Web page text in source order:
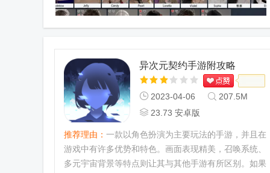
异次元契约手游附攻略
2023-04-06
207.5M
23.73 安卓版
推荐理由： 一款以角色扮演为主要玩法的手游，并且在
游戏中有许多优势和特色。画面表现精美，召唤系统、
多元宇宙背景等特点则让其与其他手游有所区别。如果